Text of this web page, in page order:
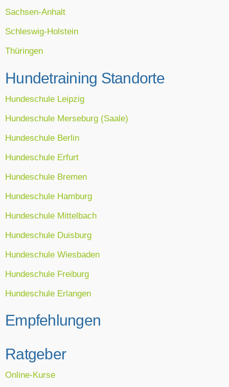
Sachsen-Anhalt
Schleswig-Holstein
Thüringen
Hundetraining Standorte
Hundeschule Leipzig
Hundeschule Merseburg (Saale)
Hundeschule Berlin
Hundeschule Erfurt
Hundeschule Bremen
Hundeschule Hamburg
Hundeschule Mittelbach
Hundeschule Duisburg
Hundeschule Wiesbaden
Hundeschule Freiburg
Hundeschule Erlangen
Empfehlungen
Ratgeber
Online-Kurse